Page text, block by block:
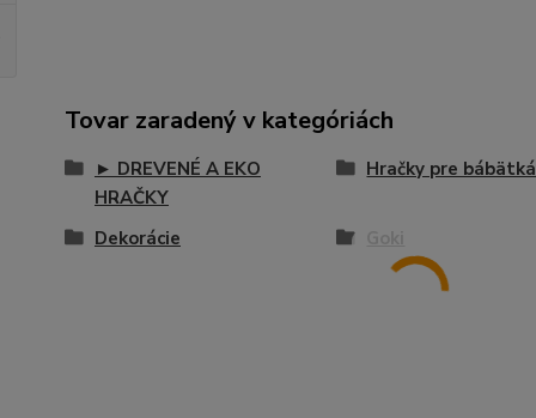
Tovar zaradený v kategóriách
► DREVENÉ A EKO
HRAČKY
Hračky pre bábätká
Dekorácie